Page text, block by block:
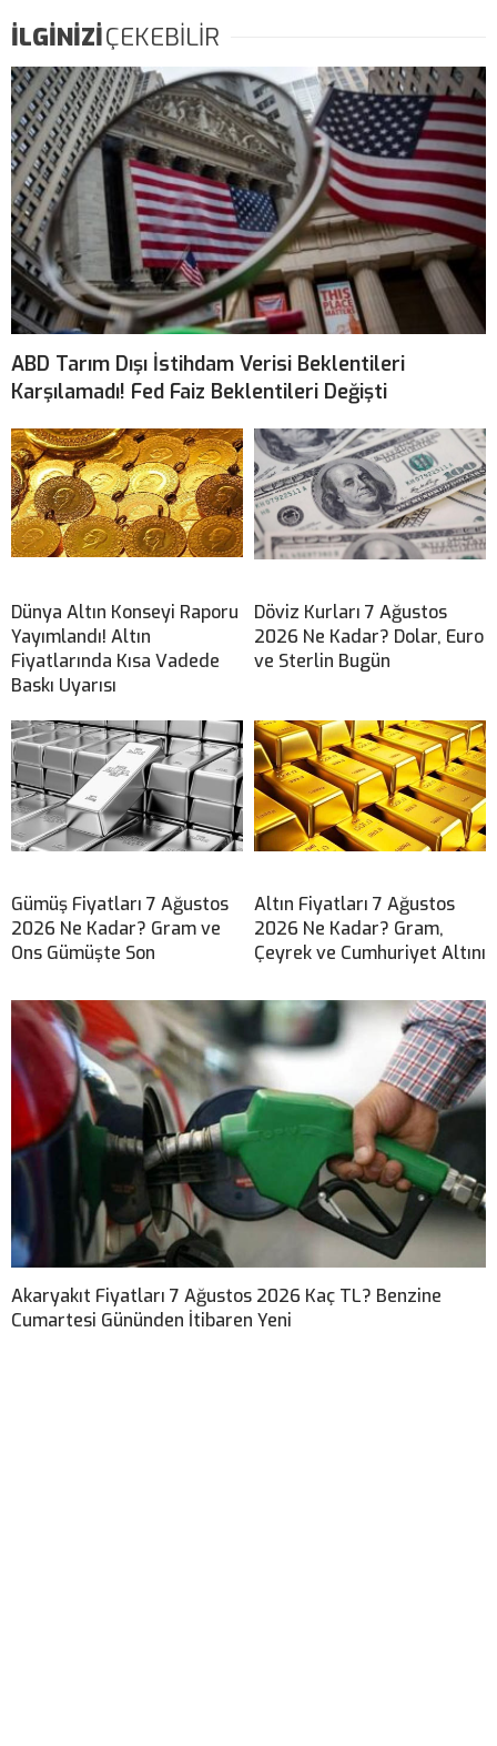
İLGİNİZİÇEKEBİLİR
ABD Tarım Dışı İstihdam Verisi Beklentileri
Karşılamadı! Fed Faiz Beklentileri Değişti
Dünya Altın Konseyi Raporu
Yayımlandı! Altın
Fiyatlarında Kısa Vadede
Baskı Uyarısı
Döviz Kurları 7 Ağustos
2026 Ne Kadar? Dolar, Euro
ve Sterlin Bugün
Gümüş Fiyatları 7 Ağustos
2026 Ne Kadar? Gram ve
Ons Gümüşte Son
Altın Fiyatları 7 Ağustos
2026 Ne Kadar? Gram,
Çeyrek ve Cumhuriyet Altını
Akaryakıt Fiyatları 7 Ağustos 2026 Kaç TL? Benzine
Cumartesi Gününden İtibaren Yeni